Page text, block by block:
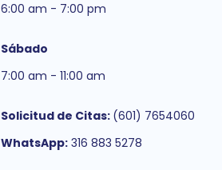
6:00 am - 7:00 pm
Sábado
7:00 am - 11:00 am
Solicitud de Citas: (601) 7654060
WhatsApp: 316 883 5278